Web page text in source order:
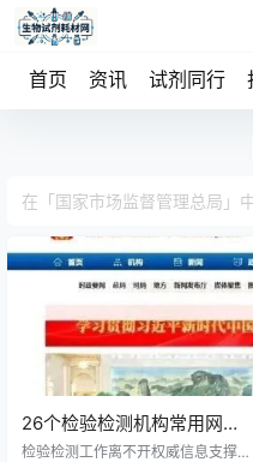
首页 资讯 试剂同行
26个检验检测机构常用网站
（2026版）
检验检测工作离不开权威信息支撑